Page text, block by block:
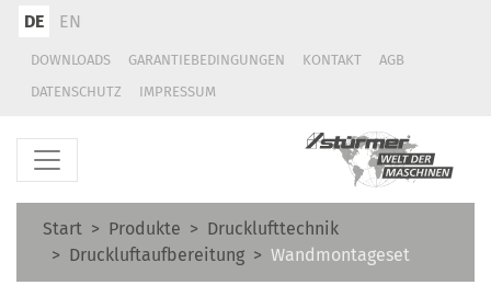
DE EN
DOWNLOADS GARANTIEBEDINGUNGEN KONTAKT
AGB
DATENSCHUTZ
IMPRESSUM
Start Produkte
Drucklufttechnik
Druckluftaufbereitung
Wandmontageset